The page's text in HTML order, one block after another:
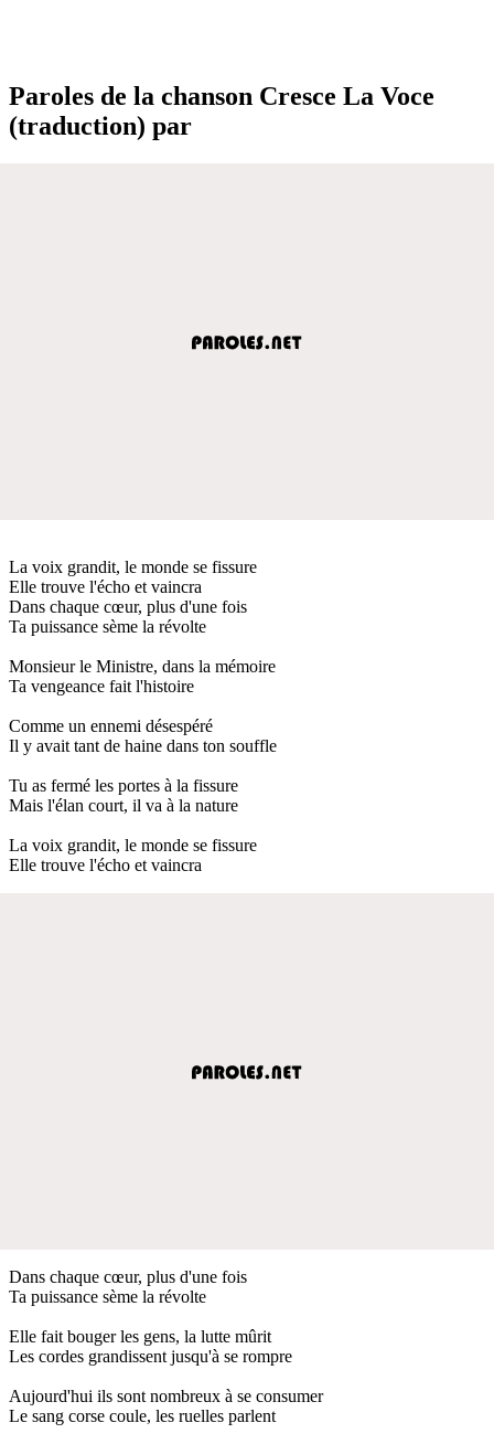
Paroles de la chanson Cresce La Voce
(traduction) par
La voix grandit, le monde se fissure
Elle trouve l'écho et vaincra
Dans chaque cœur, plus d'une fois
Ta puissance sème la révolte
Monsieur le Ministre, dans la mémoire
Ta vengeance fait l'histoire
Comme un ennemi désespéré
Il y avait tant de haine dans ton souffle
Tu as fermé les portes à la fissure
Mais l'élan court, il va à la nature
La voix grandit, le monde se fissure
Elle trouve l'écho et vaincra
Dans chaque cœur, plus d'une fois
Ta puissance sème la révolte
Elle fait bouger les gens, la lutte mûrit
Les cordes grandissent jusqu'à se rompre
Aujourd'hui ils sont nombreux à se consumer
Le sang corse coule, les ruelles parlent